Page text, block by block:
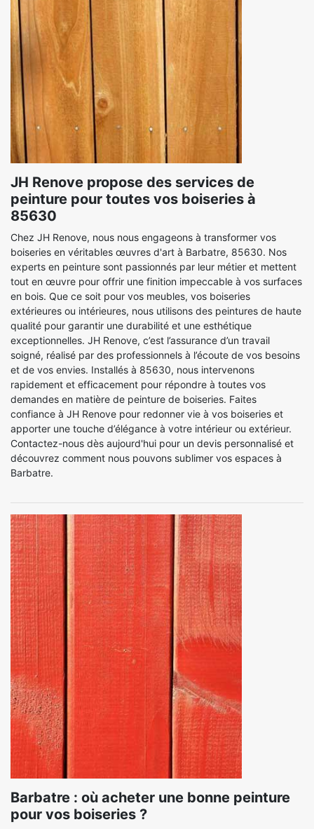
JH Renove propose des services de
peinture pour toutes vos boiseries à
85630
Chez JH Renove, nous nous engageons à transformer vos
boiseries en véritables œuvres d'art à Barbatre, 85630. Nos
experts en peinture sont passionnés par leur métier et mettent
tout en œuvre pour offrir une finition impeccable à vos surfaces
en bois. Que ce soit pour vos meubles, vos boiseries
extérieures ou intérieures, nous utilisons des peintures de haute
qualité pour garantir une durabilité et une esthétique
exceptionnelles. JH Renove, c’est l’assurance d’un travail
soigné, réalisé par des professionnels à l’écoute de vos besoins
et de vos envies. Installés à 85630, nous intervenons
rapidement et efficacement pour répondre à toutes vos
demandes en matière de peinture de boiseries. Faites
confiance à JH Renove pour redonner vie à vos boiseries et
apporter une touche d’élégance à votre intérieur ou extérieur.
Contactez-nous dès aujourd'hui pour un devis personnalisé et
découvrez comment nous pouvons sublimer vos espaces à
Barbatre.
Barbatre : où acheter une bonne peinture
pour vos boiseries ?